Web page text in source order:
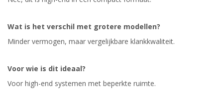
Wat is het verschil met grotere modellen?
Minder vermogen, maar vergelijkbare klankkwaliteit.
Voor wie is dit ideaal?
Voor high-end systemen met beperkte ruimte.